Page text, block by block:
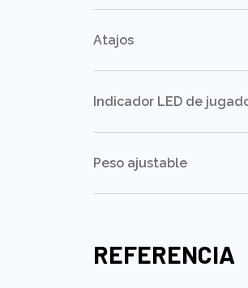
Atajos
Indicador LED de
Peso ajustable
REFERENCIA